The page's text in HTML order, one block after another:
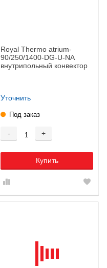
Royal Thermo atrium-
90/250/1400-DG-U-NA
внутрипольный конвектор
Уточнить
Под заказ
- +
Купить